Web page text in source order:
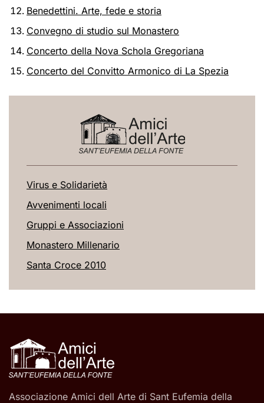
Benedettini. Arte, fede e storia
Convegno di studio sul Monastero
Concerto della Nova Schola Gregoriana
Concerto del Convitto Armonico di La Spezia
Virus e Solidarietà
Avvenimenti locali
Gruppi e Associazioni
Monastero Millenario
Santa Croce 2010
Associazione Amici dell Arte di Sant Eufemia della